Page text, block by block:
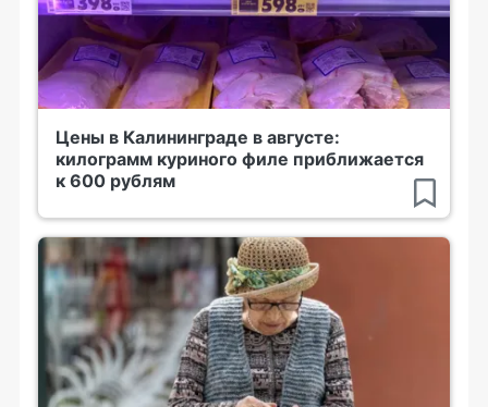
Цены в Калининграде в августе:
килограмм куриного филе приближается
к 600 рублям